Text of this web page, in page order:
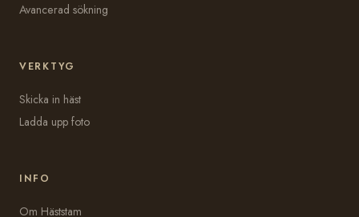
Avancerad sökning
VERKTYG
Skicka in häst
Ladda upp foto
INFO
Om Häststam